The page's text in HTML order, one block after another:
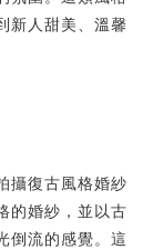
新人甜美、溫馨
攝復古風格婚紗
的婚紗，並以古
倒流的感覺。這